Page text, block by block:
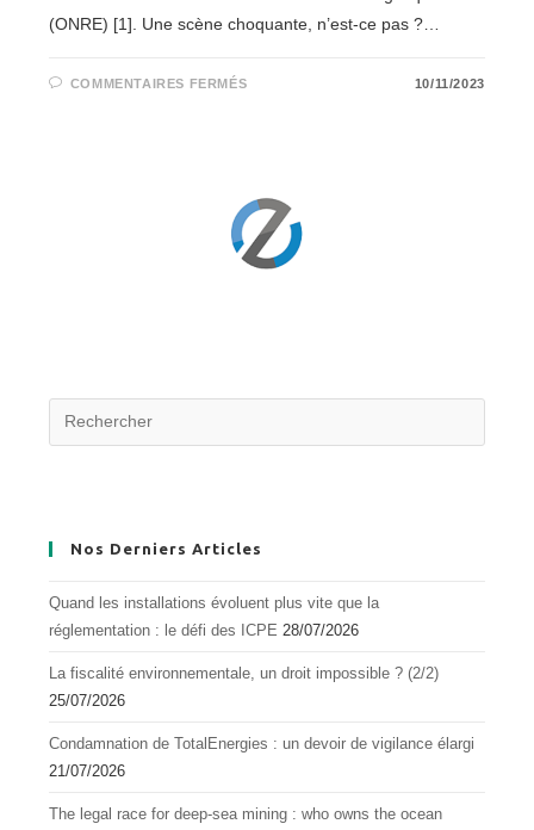
(ONRE) [1]. Une scène choquante, n’est-ce pas ?…
COMMENTAIRES FERMÉSSUR
CLASSE
F
ET
G
DANS
10/11/2023
Nos Derniers Articles
Quand les installations évoluent plus vite que la
réglementation : le défi des ICPE 28/07/2026
La fiscalité environnementale, un droit impossible ? (2/2)
25/07/2026
Condamnation de TotalEnergies : un devoir de vigilance élargi
21/07/2026
The legal race for deep-sea mining : who owns the ocean